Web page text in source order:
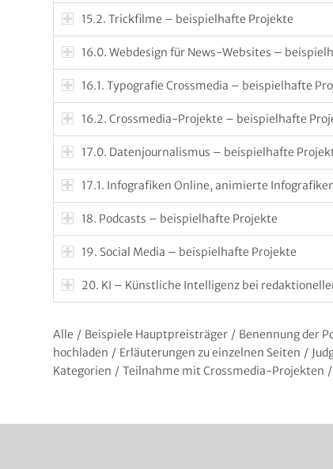
15.2. Trickfilme – beispielhafte Projekte
16.0. Webdesign für News-Websites –
16.1. Typografie Crossmedia – beispielhafte
16.2. Crossmedia-Projekte – beispielhafte
17.0. Datenjournalismus – beispielhafte
17.1. Infografiken Online, animierte
18. Podcasts – beispielhafte Projekte
19. Social Media – beispielhafte Projekte
20. KI – Künstliche Intelligenz bei
Alle / Beispiele Hauptpreisträger / Benennung der
hochladen / Erläuterungen zu einzelnen Seiten /
Kategorien / Teilnahme mit Crossmedia-Projekten /